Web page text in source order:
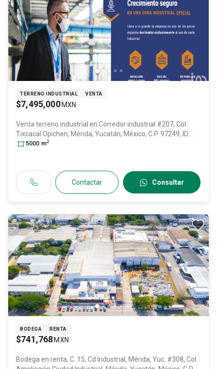
TERRENO INDUSTRIAL VENTA
$7,495,000 MXN
Venta terreno industrial en Corredor industrial #207, Col.
Tixcacal Opichen, Mérida, Yucatán, México, C.P. 97249, ID:
28721687
5000 m2
Contactar Consultar
BODEGA RENTA
$741,768 MXN
Bodega en renta, C. 15, Cd Industrial, Mérida, Yuc. #308, Col.